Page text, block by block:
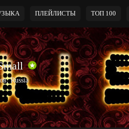
ПЛЕЙЛИСТЫ ТОП 100
Russia